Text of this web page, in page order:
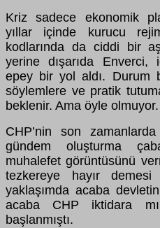
Kriz sadece ekonomik
yıllar içinde kurucu
kodlarında da ciddi bir
yerine dışarıda Enverci,
epey bir yol aldı. Durum
söylemlere ve pratik
beklenir. Ama öyle olmuyor.
CHP’nin son
gündem oluşturma
muhalefet görüntüsünü
tezkereye hayır
yaklaşımda acaba
acaba CHP iktidara mı
başlanmıştı.